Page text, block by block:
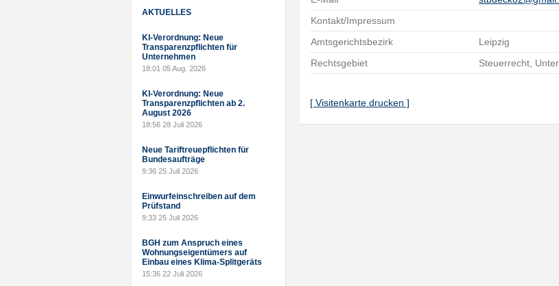
AKTUELLES
KI-Verordnung: Neue
Transparenzpflichten für
Unternehmen
18:01 05 Aug. 2026
KI-Verordnung: Neue
Transparenzpflichten ab 2.
August 2026
18:56 28 Juli 2026
Neue Tariftreuepflichten für
Bundesaufträge
9:36 25 Juli 2026
Einwurfeinschreiben auf dem
Prüfstand
9:33 25 Juli 2026
BGH zum Anspruch eines
Wohnungseigentümers auf
Einbau eines Klima-Splitgeräts
15:36 22 Juli 2026
Kontakt/Impressum
Amtsgerichtsbezirk
Leipzig
Rechtsgebiet
Steuerrecht,
[ Visitenkarte drucken ]